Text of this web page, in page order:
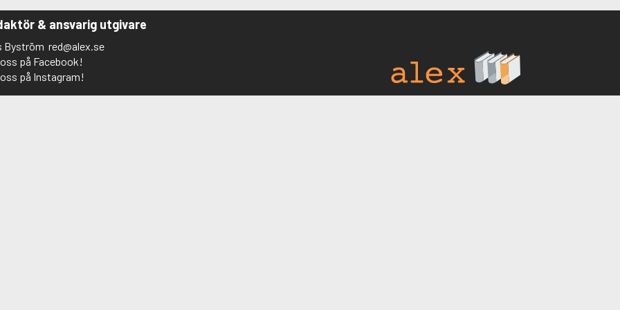
& ansvarig utgivare
Byström red@alex.se
på Facebook!
på Instagram!